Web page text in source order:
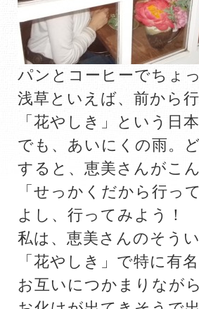
パンとコーヒーでちょ
浅草といえば、前から
「花やしき」という日
でも、あいにくの雨。
すると、恵美さんがこ
「せっかくだから行っ
よし、行ってみよう！
私は、恵美さんのそう
「花やしき」で特に有
お互いにつかまりなが